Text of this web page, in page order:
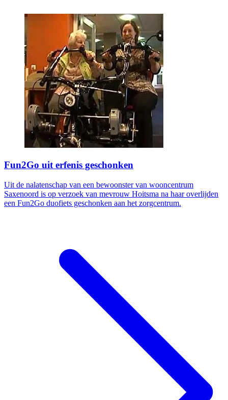
Fun2Go uit erfenis geschonken
Uit de nalatenschap van een bewoonster van wooncentrum
Saxenoord is op verzoek van mevrouw Hoitsma na haar overlijden
een Fun2Go duofiets geschonken aan het zorgcentrum.